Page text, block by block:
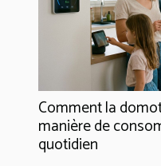
Comment la
manière de
quotidien